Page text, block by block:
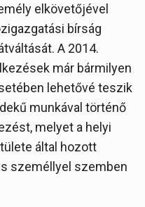
elkövetőjével
bírság
A 2014.
már bármilyen
lehetővé teszik
munkával történő
melyet a helyi
által hozott
személlyel szemben